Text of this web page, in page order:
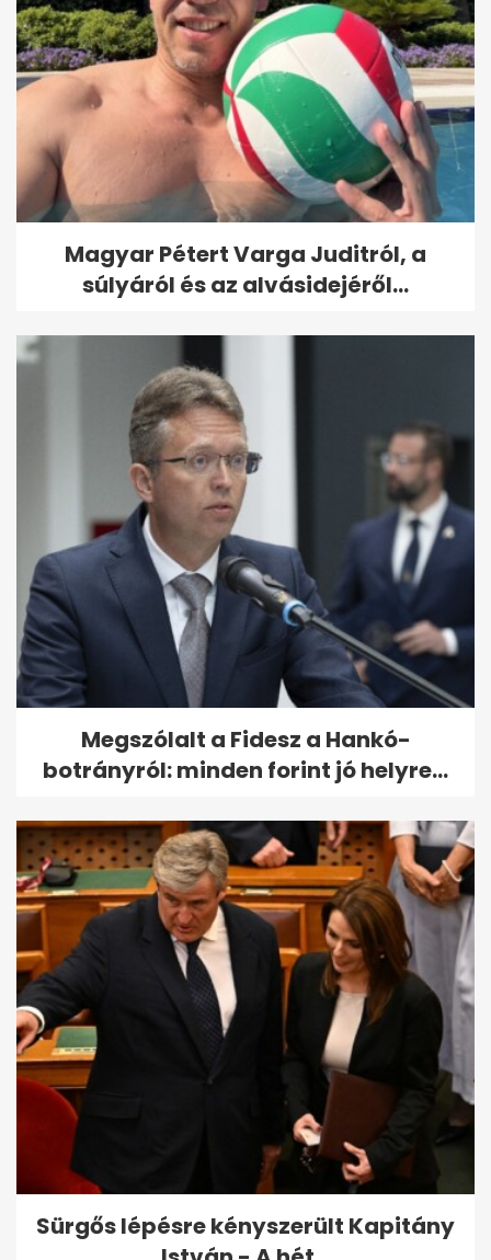
Magyar Pétert Varga Juditról, a
súlyáról és az alvásidejéről...
Megszólalt a Fidesz a Hankó-
botrányról: minden forint jó helyre...
Sürgős lépésre kényszerült Kapitány